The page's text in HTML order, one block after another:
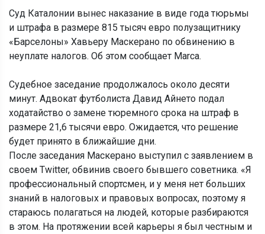
Суд Каталонии вынес наказание в виде года тюрьмы
и штрафа в размере 815 тысяч евро полузащитнику
«Барселоны» Хавьеру Маскерано по обвинению в
неуплате налогов. Об этом сообщает Marca.
Судебное заседание продолжалось около десяти
минут. Адвокат футболиста Давид Айнето подал
ходатайство о замене тюремного срока на штраф в
размере 21,6 тысячи евро. Ожидается, что решение
будет принято в ближайшие дни.
После заседания Маскерано выступил с заявлением в
своем Twitter, обвинив своего бывшего советника. «Я
профессиональный спортсмен, и у меня нет больших
знаний в налоговых и правовых вопросах, поэтому я
стараюсь полагаться на людей, которые разбираются
в этом. На протяжении всей карьеры я был честным и